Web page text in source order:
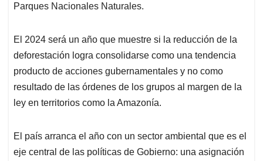
Parques Nacionales Naturales.
El 2024 será un año que muestre si la reducción de la
deforestación logra consolidarse como una tendencia
producto de acciones gubernamentales y no como
resultado de las órdenes de los grupos al margen de la
ley en territorios como la Amazonía.
El país arranca el año con un sector ambiental que es el
eje central de las políticas de Gobierno: una asignación